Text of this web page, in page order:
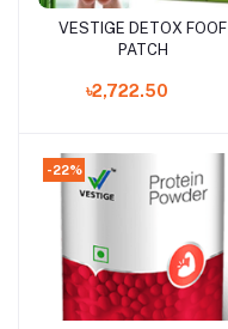
Add to cart
VESTIGE DETOX FOOF
PATCH
৳2,722.50
-22%